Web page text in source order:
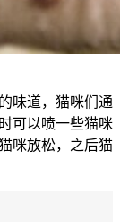
味道，猫咪们通
可以喷一些猫咪
咪放松，之后猫